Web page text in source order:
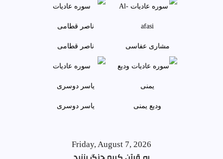
مشاری عفاسی ناصر قطامی
وديع يمنی ياسر دوسری
Friday, August 7, 2026